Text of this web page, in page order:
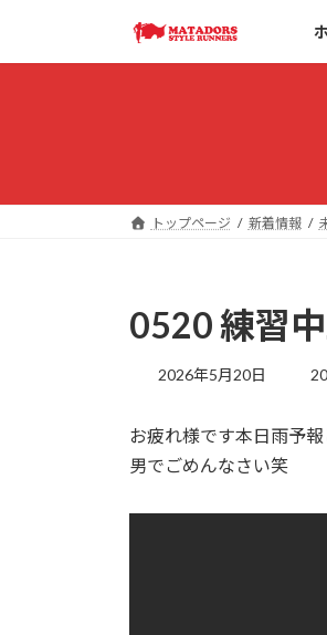
テ
ゲ
トップページ 新着情報
0520 練習
2026年5月20日
最
新
お疲れ様です本日雨予
男でごめんなさい笑